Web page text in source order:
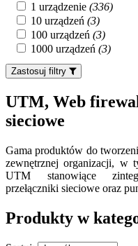
1 urządzenie (336)
10 urządzeń (3)
100 urządzeń (3)
1000 urządzeń (3)
Zastosuj filtry
UTM, Web
sieciowe
Gama produktów do
zewnętrznej organizacji, w
UTM stanowiące
przełączniki sieciowe oraz
Produkty w